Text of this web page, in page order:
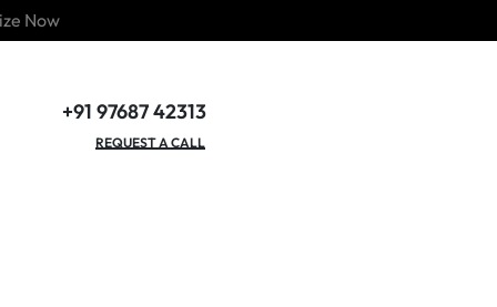
Now
+91 97687 42313
REQUEST A CALL